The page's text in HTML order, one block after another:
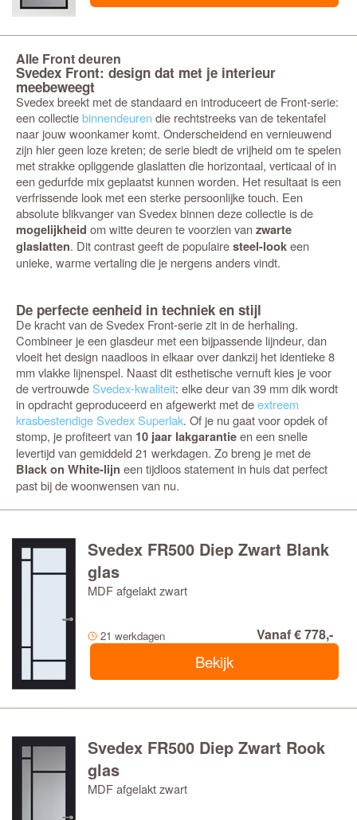
Alle Front deuren
Svedex Front: design dat met je interieur
meebeweegt
Svedex breekt met de standaard en introduceert de Front-serie:
een collectiebinnendeuren die rechtstreeks van de tekentafel
naar jouw woonkamer komt. Onderscheidend en vernieuwend
zijn hier geen loze kreten; de serie biedt de vrijheid om te spelen
met strakke opliggende glaslatten die horizontaal, verticaal of in
een gedurfde mix geplaatst kunnen worden. Het resultaat is een
verfrissende look met een sterke persoonlijke touch. Een
absolute blikvanger van Svedex binnen deze collectie is de
mogelijkheid om witte deuren te voorzien vanzwarte
glaslatten. Dit contrast geeft de populairesteel-lookeen
unieke, warme vertaling die je nergens anders vindt.
De perfecte eenheid in techniek en stijl
De kracht van de Svedex Front-serie zit in de herhaling.
Combineer je een glasdeur met een bijpassende lijndeur, dan
vloeit het design naadloos in elkaar over dankzij het identieke 8
mm vlakke lijnenspel. Naast dit esthetische vernuft kies je voor
de vertrouwdeSvedex-kwaliteit: elke deur van 39 mm dik wordt
in opdracht geproduceerd en afgewerkt met deextreem
krasbestendige Svedex Superlak. Of je nu gaat voor opdek of
stomp, je profiteert van 10 jaar lakgarantieen een snelle
levertijd van gemiddeld 21 werkdagen. Zo breng je met de
Black on White-lijn een tijdloos statement in huis dat perfect
past bij de woonwensen van nu.
Svedex FR500 Diep Zwart Blank
glas
MDF afgelakt zwart
21 werkdagen Vanaf € 778,-
Bekijk
Svedex FR500 Diep Zwart Rook
glas
MDF afgelakt zwart